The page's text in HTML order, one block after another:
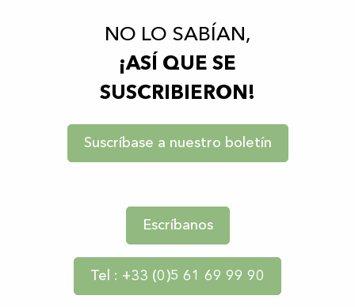
NO LO SABÍAN,
¡ASÍ QUE SE
SUSCRIBIERON!
Suscríbase a nuestro boletín
Escríbanos
Tel : +33 (0)5 61 69 99 90